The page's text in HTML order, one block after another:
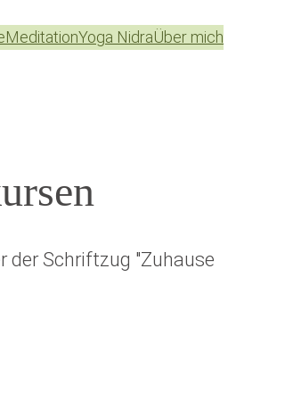
MeditationYoga NidraÜber mich